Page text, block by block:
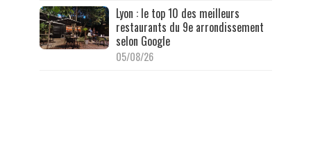
Lyon : le top 10 des meilleurs
restaurants du 9e arrondissement
selon Google
05/08/26